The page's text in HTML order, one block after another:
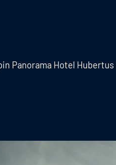
Panorama Hotel Hubertus